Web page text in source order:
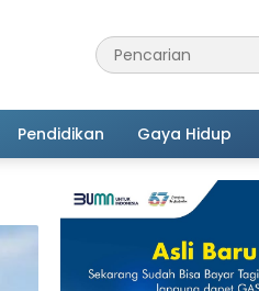
Pendidikan Gaya Hidup